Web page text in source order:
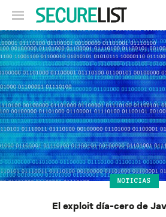
NOTICIAS
El exploit día-cero de